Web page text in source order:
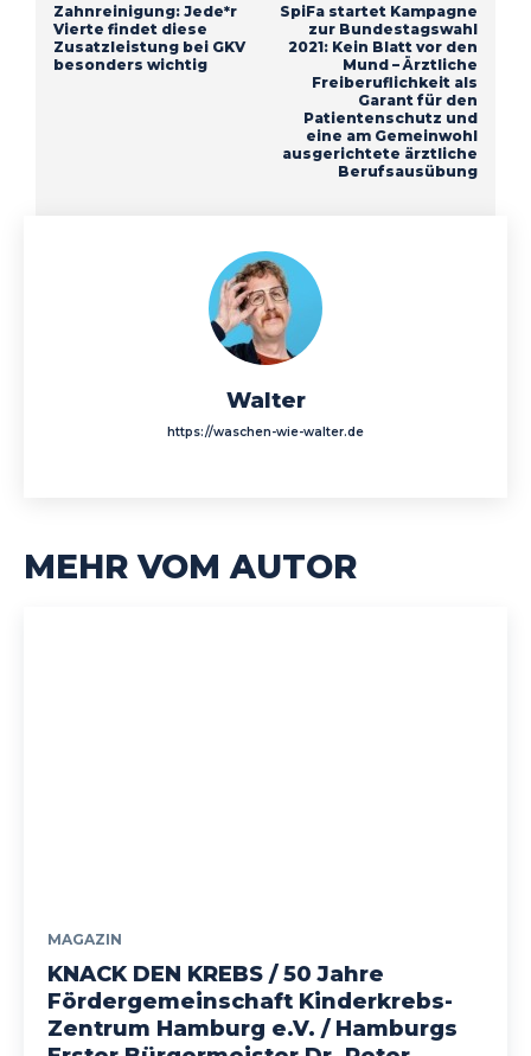
Zahnreinigung: Jede*r
Vierte findet diese
Zusatzleistung bei GKV
besonders wichtig
SpiFa startet Kampagne
zur Bundestagswahl
2021: Kein Blatt vor den
Mund – Ärztliche
Freiberuflichkeit als
Garant für den
Patientenschutz und
eine am Gemeinwohl
ausgerichtete ärztliche
Berufsausübung
Walter
https://waschen-wie-walter.de
MEHR VOM AUTOR
MAGAZIN
KNACK DEN KREBS / 50 Jahre
Fördergemeinschaft Kinderkrebs-
Zentrum Hamburg e.V. / Hamburgs